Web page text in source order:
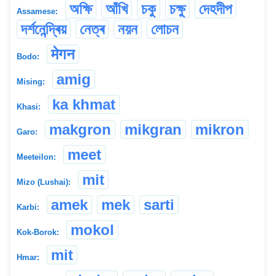
Assamese: অক্ষি আঁখি চকু চক্ষু
দেহদীপ
দৰ্শনেন্দ্ৰিয়
নেত্ৰ নয়ন লোচন
Bodo: मेगन
Mising: amig
Khasi: ka khmat
Garo: makgron mikgran mikron
Meeteilon: meet
Mizo (Lushai): mit
Karbi: amek mek sarti
Kok-Borok: mokol
Hmar: mit